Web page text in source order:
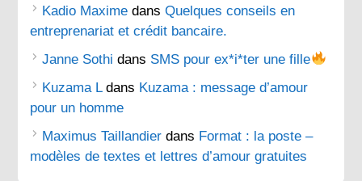
Kadio Maxime dansQuelques conseils en
entreprenariat et crédit bancaire.
Janne Sothi dans SMS pour ex*i*ter une fille
Kuzama Ldans Kuzama : message d’amour
pour un homme
Maximus Taillandier dans Format : la poste –
modèles de textes et lettres d’amour gratuites